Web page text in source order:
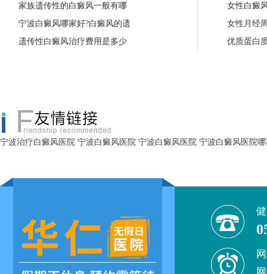
家族遗传性的白癜风一般有哪
宁波白癜风哪家好?白癜风的遗
遗传性白癜风治疗费用是多少
女性白癜
女性月经
优质蛋白
宁波治疗白癜风医院 宁波白癜风医院 宁波白癜风医院 宁波白癜风医院